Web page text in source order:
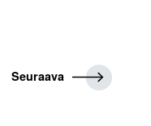
S
Seuraava